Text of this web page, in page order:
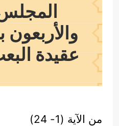
والأربعون
عقيدة
من الآية (1- 24)